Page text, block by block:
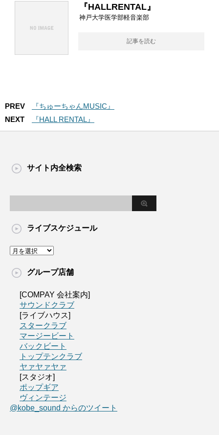
『HALLRENTAL』
神戸大学医学部軽音楽部
記事を読む
PREV
『ちゅーちゃんMUSIC』
NEXT
『HALL RENTAL』
サイト内全検索
ライブスケジュール
グループ店舗
[COMPAY 会社案内]
サウンドクラブ
[ライブハウス]
スタークラブ
マージービート
バックビート
トップテンクラブ
ヤァヤァヤァ
[スタジオ]
ポップギア
ヴィンテージ
@kobe_sound からのツイート